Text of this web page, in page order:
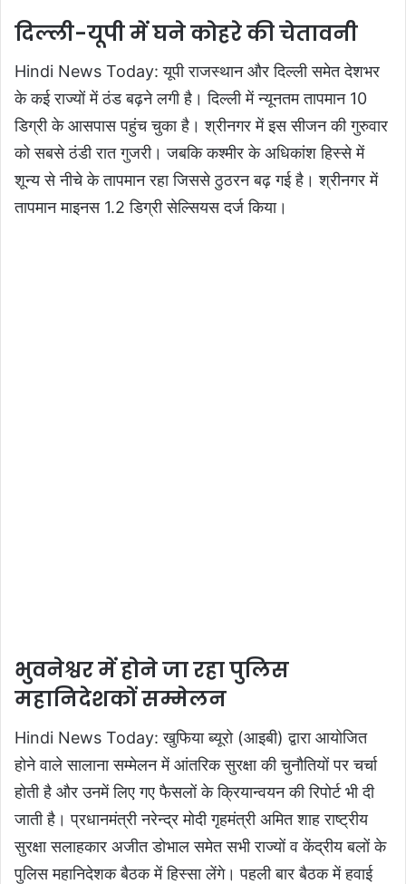
दिल्ली-यूपी में घने कोहरे की चेतावनी
Hindi News Today: यूपी राजस्थान और दिल्ली समेत देशभर
के कई राज्यों में ठंड बढ़ने लगी है। दिल्ली में न्यूनतम तापमान 10
डिग्री के आसपास पहुंच चुका है। श्रीनगर में इस सीजन की गुरुवार
को सबसे ठंडी रात गुजरी। जबकि कश्मीर के अधिकांश हिस्से में
शून्य से नीचे के तापमान रहा जिससे ठुठरन बढ़ गई है। श्रीनगर में
तापमान माइनस 1.2 डिग्री सेल्सियस दर्ज किया।
भुवनेश्वर में होने जा रहा पुलिस
महानिदेशकों सम्मेलन
Hindi News Today: खुफिया ब्यूरो (आइबी) द्वारा आयोजित
होने वाले सालाना सम्मेलन में आंतरिक सुरक्षा की चुनौतियों पर चर्चा
होती है और उनमें लिए गए फैसलों के क्रियान्वयन की रिपोर्ट भी दी
जाती है। प्रधानमंत्री नरेन्द्र मोदी गृहमंत्री अमित शाह राष्ट्रीय
सुरक्षा सलाहकार अजीत डोभाल समेत सभी राज्यों व केंद्रीय बलों के
पुलिस महानिदेशक बैठक में हिस्सा लेंगे। पहली बार बैठक में हवाई